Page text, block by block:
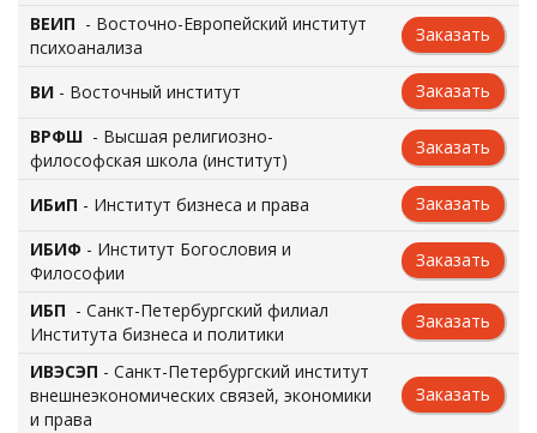
ВЕИП - Восточно-Европейский институт
психоанализа
Заказать
ВИ - Восточный институт
Заказать
ВРФШ - Высшая религиозно-
философская школа (институт)
Заказать
ИБиП - Институт бизнеса и права
Заказать
ИБИФ - Институт Богословия и
Философии
Заказать
ИБП - Санкт-Петербургский филиал
Института бизнеса и политики
Заказать
ИВЭСЭП - Санкт-Петербургский институт
внешнеэкономических связей, экономики
и права
Заказать